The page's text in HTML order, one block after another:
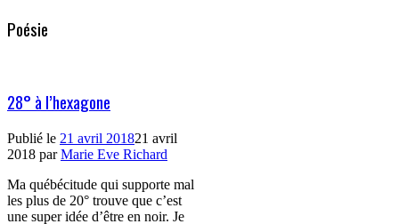
Poésie
28° à l’hexagone
Publié le 21 avril 201821 avril
2018 parMarie Eve Richard
Ma québécitude qui supporte mal
les plus de 20° trouve que c’est
une super idée d’être en noir. Je